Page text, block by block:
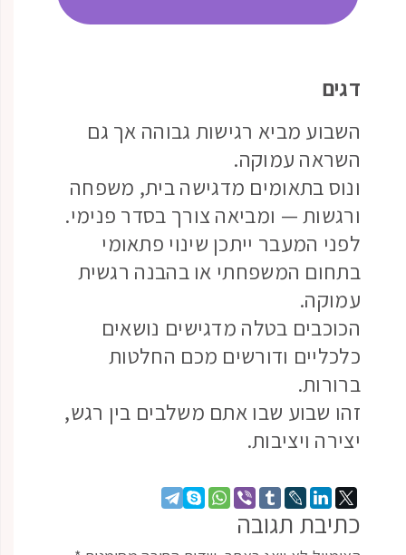
דגים
השבוע מביא רגישות גבוהה אך גם
השראה עמוקה.
ונוס בתאומים מדגישה בית, משפחה
ורגשות — ומביאה צורך בסדר פנימי.
לפני המעבר ייתכן שינוי פתאומי
בתחום המשפחתי או בהבנה רגשית
עמוקה.
הכוכבים בטלה מדגישים נושאים
כלכליים ודורשים מכם החלטות
ברורות.
זהו שבוע שבו אתם משלבים בין רגש,
יצירה ויציבות.
כתיבת תגובה